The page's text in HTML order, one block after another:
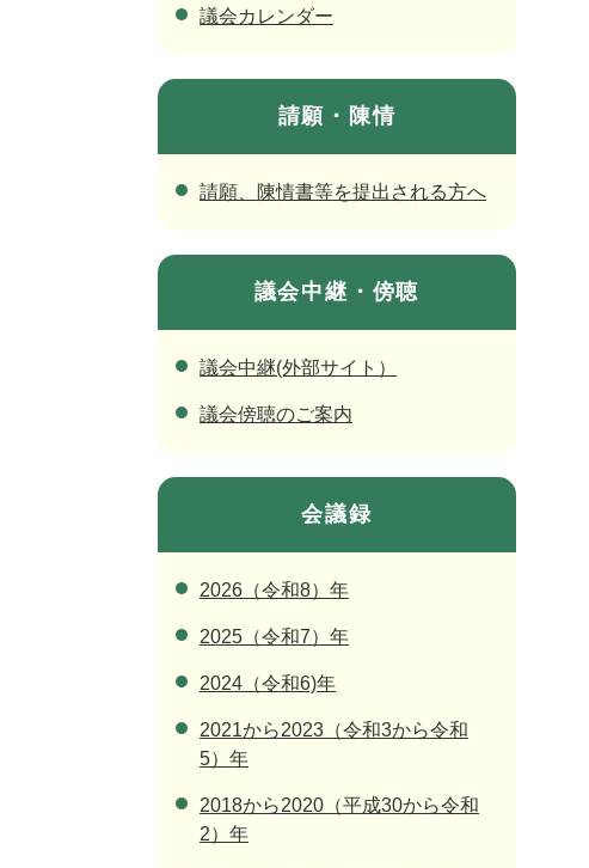
議会カレンダー
請願・陳情
請願、陳情書等を提出される方へ
議会中継・傍聴
議会中継(外部サイト）
議会傍聴のご案内
会議録
2026（令和8）年
2025（令和7）年
2024（令和6)年
2021から2023（令和3から令和
5）年
2018から2020（平成30から令和
2）年